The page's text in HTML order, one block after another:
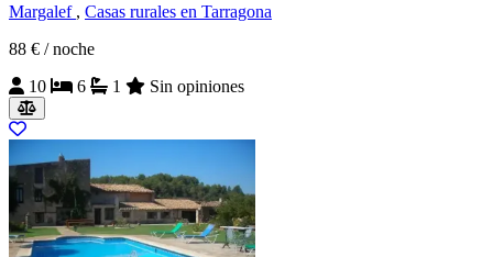
Margalef , Casas rurales en Tarragona
88 € / noche
10
6 1 Sin opiniones